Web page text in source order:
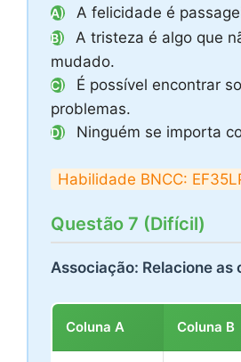
A) A felicidade é
B)
A tristeza é algo que
mudado.
C)
É possível encontrar
problemas.
D) Ninguém se importa
Habilidade BNCC:
Questão 7 (Difícil)
Associação: Relacione as
Coluna A Coluna B